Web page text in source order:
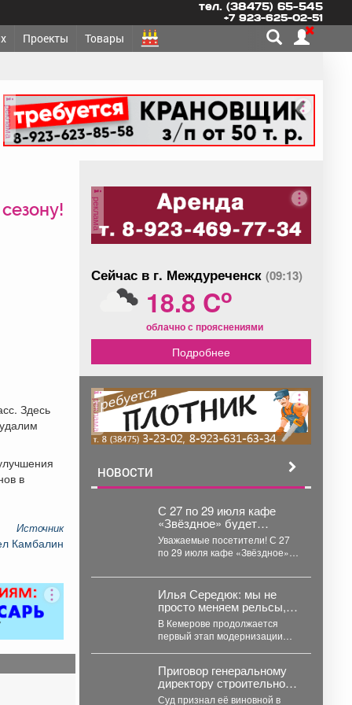
тел. (38475) 65-545
+7 923-625-02-51
Проекты Товары
реклама
Здесь
в
Источник
Камбалин
реклама
Сейчас в г. Междуреченск (09:13)
18.8 Co
облачно с прояснениями
Подробнее
реклама
НОВОСТИ
С 27 по 29 июля кафе
«Звёздное» будет
временно закрыто на
санитарную обработку.
Уважаемые посетители! С 27
по 29 июля кафе «Звёздное»
санитарную...
Илья Середюк: мы не
просто меняем рельсы, а
создаем инфраструктуру
комфортного и
безопасного движения на
годы вперед
В Кемерове продолжается
первый этап модернизации
развернуты на проспекте...
Приговор генеральному
директору строительной
компании по делу о
Суд признал её виновной в